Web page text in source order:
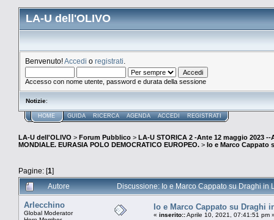
LA-U dell'OLIVO
Benvenuto!Accedi o registrati
Accesso con nome utente, password e durata della sessione
Notizie:
HOME GUIDA RICERCA AGENDA ACCEDI REGISTRATI
LA-U dell'OLIVO > Forum Pubblico > LA-U STORICA 2 -Ante 12 maggio 2023 --
MONDIALE. EURASIA POLO DEMOCRATICO EUROPEO. > Io e Marco Cappato
Pagine: [1]
Autore
Discussione: Io e Marco Cappato su Draghi in
Arlecchino
Global Moderator
Io e Marco Cappato su Draghi
« inserito::Aprile 10, 2021, 07:41:51 pm